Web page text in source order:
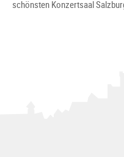
schönsten Konzertsaal